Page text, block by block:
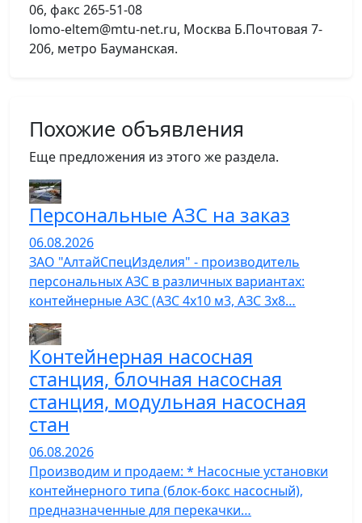
06, факс 265-51-08
lomo-eltem@mtu-net.ru, Москва Б.Почтовая 7-
206, метро Бауманская.
Похожие объявления
Еще предложения из этого же раздела.
Персональные АЗС на заказ
06.08.2026
ЗАО "АлтайСпецИзделия" - производитель
персональных АЗС в различных вариантах:
контейнерные АЗС (АЗС 4х10 м3, АЗС 3х8…
Контейнерная насосная
станция, блочная насосная
станция, модульная насосная
стан
06.08.2026
Производим и продаем: * Насосные установки
контейнерного типа (блок-бокс насосный),
предназначенные для перекачки…